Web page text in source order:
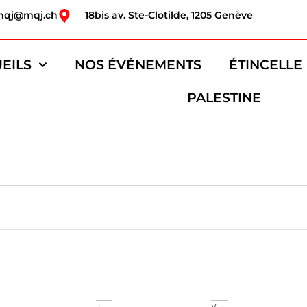
18bis av. Ste-Clotilde, 1205 Genève
NOS ÉVÉNEMENTS ÉTINCELLE
PALESTINE